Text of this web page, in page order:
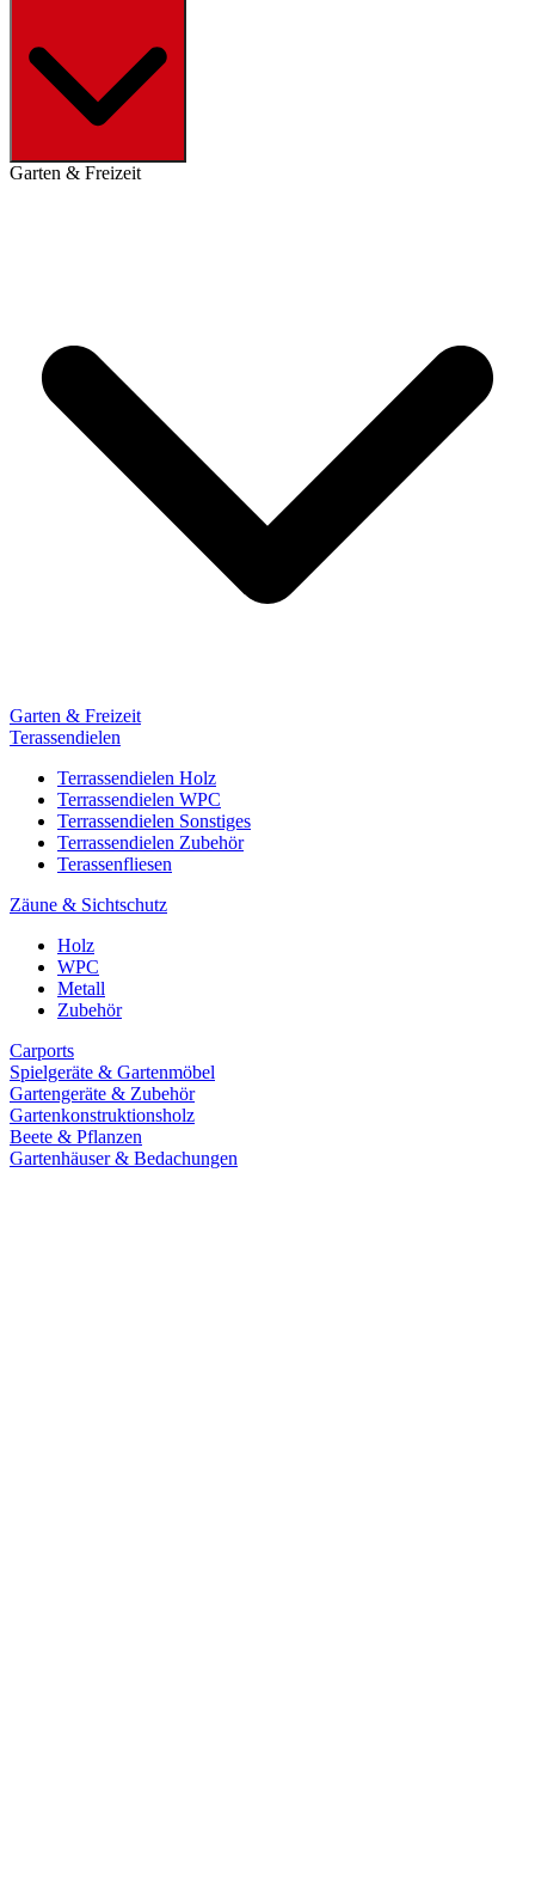
Garten & Freizeit
Garten & Freizeit
Terassendielen
Terrassendielen Holz
Terrassendielen WPC
Terrassendielen Sonstiges
Terrassendielen Zubehör
Terassenfliesen
Zäune & Sichtschutz
Holz
WPC
Metall
Zubehör
Carports
Spielgeräte & Gartenmöbel
Gartengeräte & Zubehör
Gartenkonstruktionsholz
Beete & Pflanzen
Gartenhäuser & Bedachungen